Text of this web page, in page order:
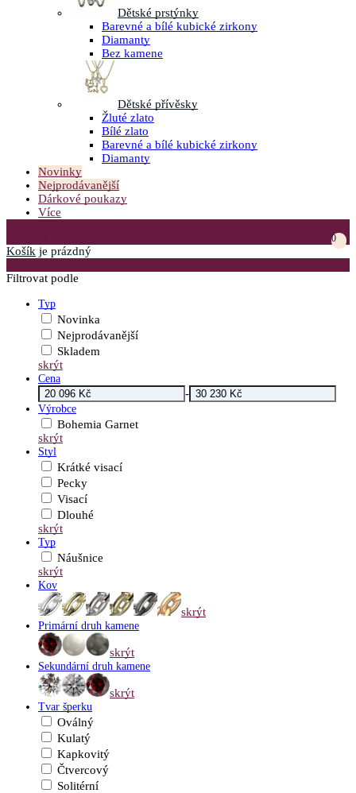
Dětské prstýnky
Barevné a bílé kubické zirkony
Diamanty
Bez kamene
Dětské přívěsky
Žluté zlato
Bílé zlato
Barevné a bílé kubické zirkony
Diamanty
Novinky
Nejprodávanější
Dárkové poukazy
Více
0
Košík je prázdný
Filtrovat podle
Typ
Novinka
Nejprodávanější
Skladem
skrýt
Cena
-
Výrobce
Bohemia Garnet
skrýt
Styl
Krátké visací
Pecky
Visací
Dlouhé
skrýt
Typ
Náušnice
skrýt
Kov
skrýt
Primární druh kamene
skrýt
Sekundární druh kamene
skrýt
Tvar šperku
Oválný
Kulatý
Kapkovitý
Čtvercový
Solitérní